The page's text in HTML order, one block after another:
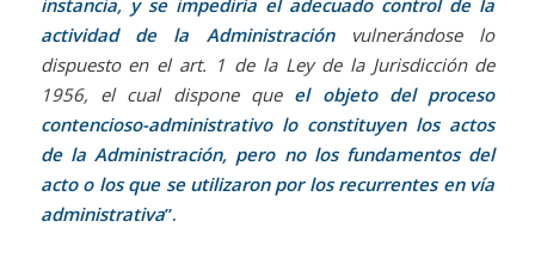
actividad de la Administración vulnerándose lo
dispuesto en el art. 1 de la Ley de la Jurisdicción de
1956, el cual dispone que el objeto del proceso
contencioso-administrativo lo constituyen los actos
de la Administración, pero no los fundamentos del
acto o los que se utilizaron por los recurrentes en vía
administrativa”.